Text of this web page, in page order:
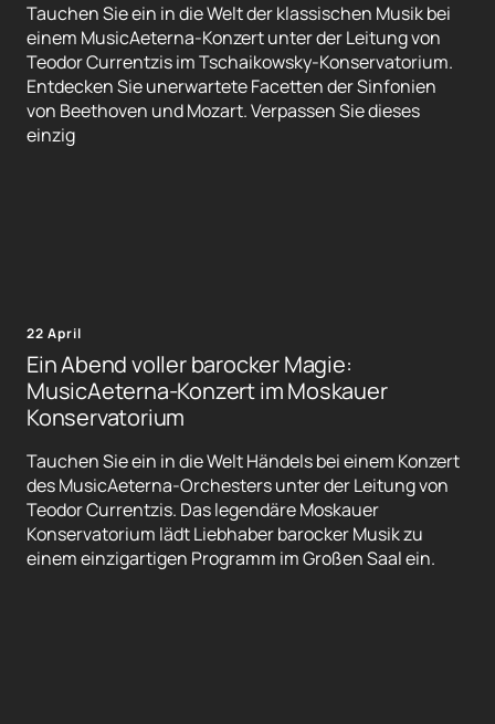
Tauchen Sie ein in die Welt der klassischen Musik bei
einem MusicAeterna-Konzert unter der Leitung von
Teodor Currentzis im Tschaikowsky-Konservatorium.
Entdecken Sie unerwartete Facetten der Sinfonien
von Beethoven und Mozart. Verpassen Sie dieses
einzig
22 April
Ein Abend voller barocker Magie:
MusicAeterna-Konzert im Moskauer
Konservatorium
Tauchen Sie ein in die Welt Händels bei einem Konzert
des MusicAeterna-Orchesters unter der Leitung von
Teodor Currentzis. Das legendäre Moskauer
Konservatorium lädt Liebhaber barocker Musik zu
einem einzigartigen Programm im Großen Saal ein.